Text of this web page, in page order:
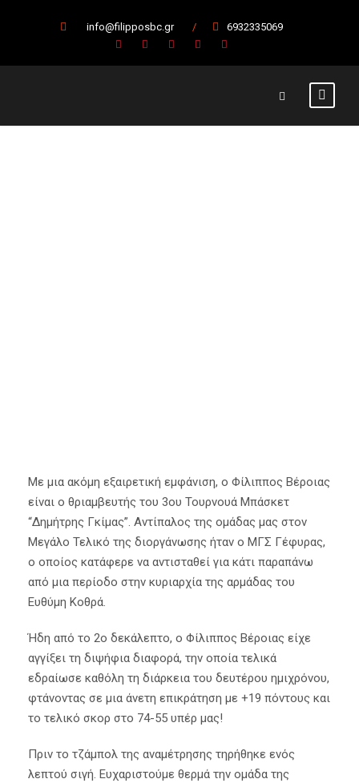
info@filipposbc.gr / 6932335069
Με μια ακόμη εξαιρετική εμφάνιση, ο Φίλιππος Βέροιας
είναι ο θριαμβευτής του 3ου Τουρνουά Μπάσκετ
“Δημήτρης Γκίμας”. Αντίπαλος της ομάδας μας στον
Μεγάλο Τελικό της διοργάνωσης ήταν ο ΜΓΣ Γέφυρας,
ο οποίος κατάφερε να αντισταθεί για κάτι παραπάνω
από μια περίοδο στην κυριαρχία της αρμάδας του
Ευθύμη Κοθρά.
Ήδη από το 2ο δεκάλεπτο, ο Φίλιππος Βέροιας είχε
αγγίξει τη διψήφια διαφορά, την οποία τελικά
εδραίωσε καθόλη τη διάρκεια του δευτέρου ημιχρόνου,
φτάνοντας σε μια άνετη επικράτηση με +19 πόντους και
το τελικό σκορ στο 74-55 υπέρ μας!
Πριν το τζάμπολ της αναμέτρησης τηρήθηκε ενός
λεπτού σιγή. Ευχαριστούμε θερμά την ομάδα της